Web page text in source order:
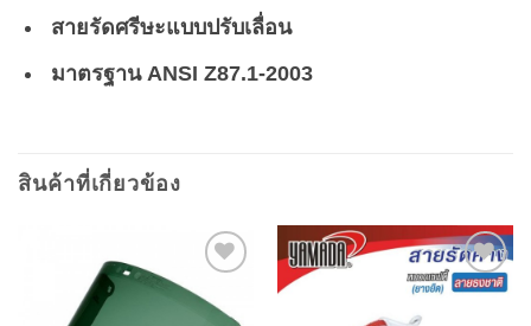
สายรัดศรีษะแบบปรับเลื่อน
มาตรฐาน ANSI Z87.1-2003
สินค้าที่เกี่ยวข้อง
Add to
wishlist
Add to